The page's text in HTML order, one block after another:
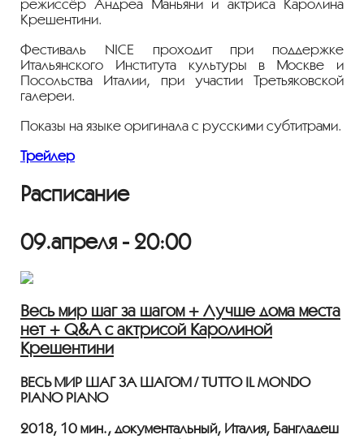
режиссёр Андреа Маньяни и актриса Каролина
Крешентини.
Фестиваль NICE проходит при поддержке
Итальянского Института культуры в Москве и
Посольства Италии, при участии Третьяковской
галереи.
Показы на языке оригинала с русскими субтитрами.
Трейлер
Расписание
09.апреля - 20:00
Весь мир шаг за шагом + Лучше дома места
нет + Q&A с актрисой Каролиной
Крешентини
ВЕСЬ МИР ШАГ ЗА ШАГОМ / TUTTO IL MONDO
PIANO PIANO
2018, 10 мин., документальный, Италия, Бангладеш